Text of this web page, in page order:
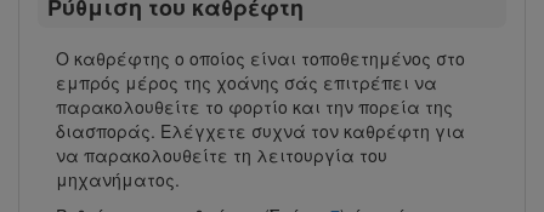
Ρύθμιση του καθρέφτη
Ο καθρέφτης ο οποίος είναι τοποθετημένος στο
εμπρός μέρος της χοάνης σάς επιτρέπει να
παρακολουθείτε το φορτίο και την πορεία της
διασποράς. Ελέγχετε συχνά τον καθρέφτη για
να παρακολουθείτε τη λειτουργία του
μηχανήματος.